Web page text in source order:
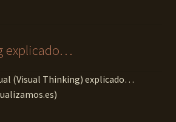
explicado…
(Visual Thinking) explicado…